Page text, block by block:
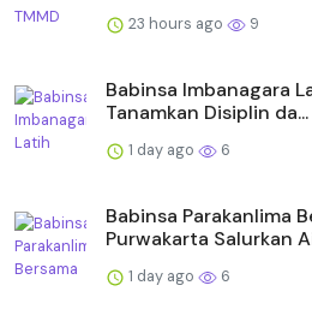
23 hours ago 9
Babinsa Imbanagara
Tanamkan Disiplin da...
1 day ago 6
Babinsa Parakanlima
Purwakarta Salurkan
1 day ago 6